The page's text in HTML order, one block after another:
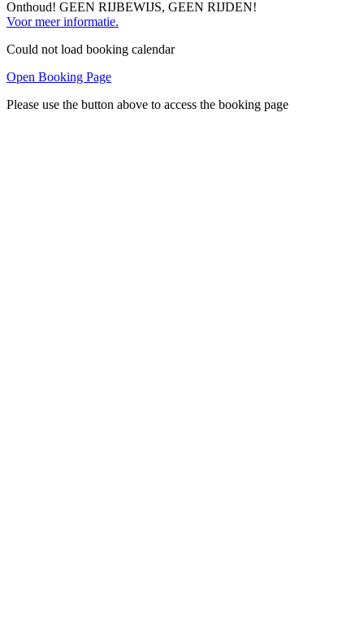
Onthoud! GEEN RIJBEWIJS, GEEN RIJDEN!
Voor meer informatie.
Could not load booking calendar
Open Booking Page
Please use the button above to access the booking page